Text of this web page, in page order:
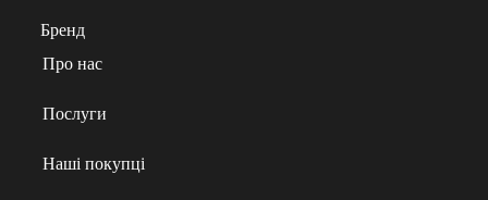
Бренд
Про нас
Послуги
Наші покупці